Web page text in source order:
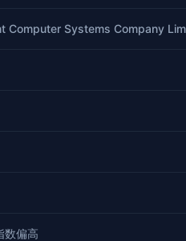
Computer Systems Company
数偏高